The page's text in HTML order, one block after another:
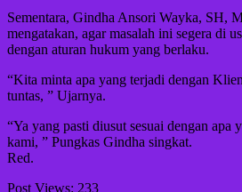
Sementara, Gindha Ansori Wayka, SH,
mengatakan, agar masalah ini segera di
dengan aturan hukum yang berlaku.
“Kita minta apa yang terjadi dengan
tuntas, ” Ujarnya.
“Ya yang pasti diusut sesuai dengan apa
kami, ” Pungkas Gindha singkat.
Red.
Post Views: 233